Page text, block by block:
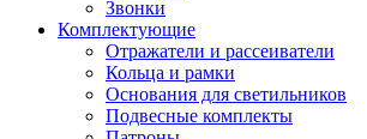
Звонки
Комплектующие
Отражатели и рассеиватели
Кольца и рамки
Основания для светильников
Подвесные комплекты